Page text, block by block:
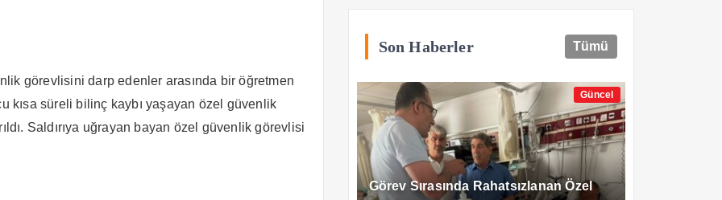
görevlisini darp edenler arasında bir öğretmen
kısa süreli bilinç kaybı yaşayan özel güvenlik
Saldırıya uğrayan bayan özel güvenlik görevlisi
Son Haberler Tümü
Güncel
Görev Sırasında Rahatsızlanan Özel